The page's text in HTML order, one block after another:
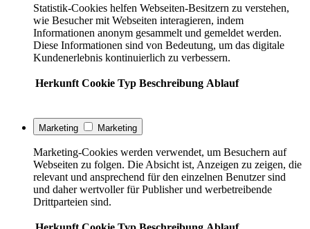
Statistik-Cookies helfen Webseiten-Besitzern zu verstehen,
wie Besucher mit Webseiten interagieren, indem
Informationen anonym gesammelt und gemeldet werden.
Diese Informationen sind von Bedeutung, um das digitale
Kundenerlebnis kontinuierlich zu verbessern.
Herkunft Cookie Typ Beschreibung Ablauf
Marketing Marketing
Marketing-Cookies werden verwendet, um Besuchern auf
Webseiten zu folgen. Die Absicht ist, Anzeigen zu zeigen, die
relevant und ansprechend für den einzelnen Benutzer sind
und daher wertvoller für Publisher und werbetreibende
Drittparteien sind.